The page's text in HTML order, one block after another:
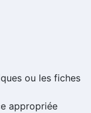
ou les fiches
appropriée